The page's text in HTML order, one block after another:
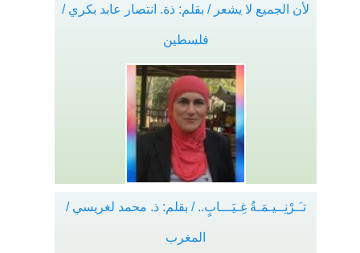
لأن الجميع لا يشعر / بقلم: ذة. انتصار عابد بكري /
فلسطين
تـَـرْنِــيـمَـةُ غِـيَـــابٍ.. / بقلم: ذ. محمد لغريسي /
المغرب